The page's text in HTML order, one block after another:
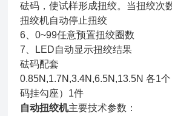
砝码，使试样形成扭绞。当扭绞次
扭绞机自动停止扭绞
6、0~99任意预置扭绞圈数
7、LED自动显示扭绞结果
砝码配套
0.85N,1.7N,3.4N,6.5N,13.5N 各1
码挂勾座）1件
自动扭绞机主要技术参数：